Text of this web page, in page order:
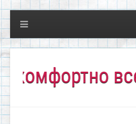
всем!"